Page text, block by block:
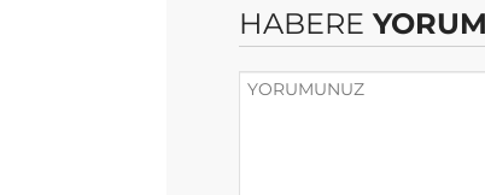
HABERE